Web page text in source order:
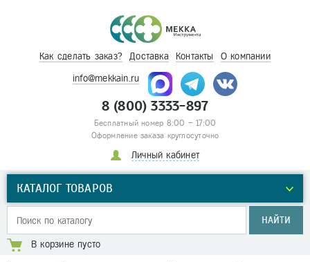
Как сделать заказ? Доставка Контакты О компании
info@mekkain.ru
8 (800) 3333-897
Бесплатный номер 8:00 – 17:00
Оформление заказа круглосуточно
Личный кабинет
КАТАЛОГ ТОВАРОВ
НАЙТИ
В корзине пусто